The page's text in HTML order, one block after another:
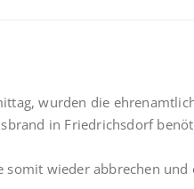
wurden die
in Friedrichsdorf
somit wieder abbrechen und